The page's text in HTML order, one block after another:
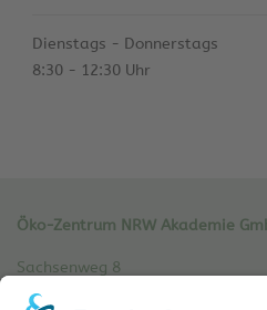
Dienstags - Donnerstags
8:30 - 12:30 Uhr
Öko-Zentrum NRW Akademie
Sachsenweg 8
59073 Hamm